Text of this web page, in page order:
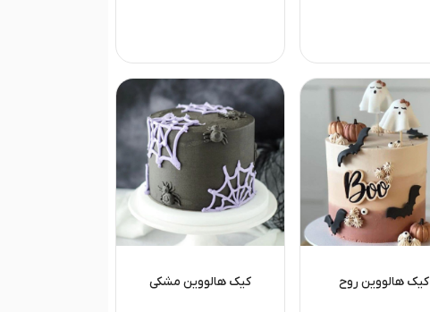
کیک هالووین روح کیک هالووین مشکی